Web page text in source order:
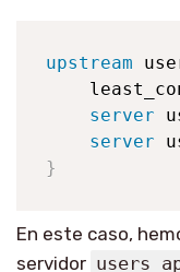
upstream
server
server
}
En este caso,
servidor